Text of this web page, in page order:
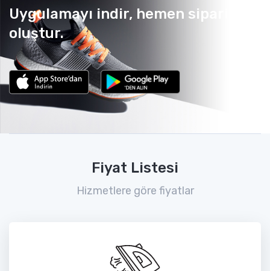
Uygulamayı indir, hemen sipariş
oluştur.
Fiyat Listesi
Hizmetlere göre fiyatlar